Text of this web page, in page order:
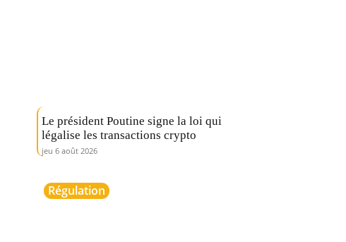
Le président Poutine signe la loi qui
légalise les transactions crypto
jeu 6 août 2026
Régulation